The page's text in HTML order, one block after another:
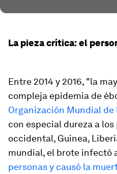
La pieza crítica: el
Entre 2014 y 2016, "la
compleja epidemia de
Organización Mundial de
con especial dureza a
occidental, Guinea,
mundial, el brote infectó
personas y causó la